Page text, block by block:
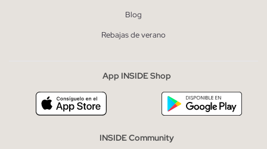
Blog
Rebajas de verano
App INSIDE Shop
INSIDE Community